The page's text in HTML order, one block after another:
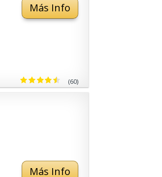
Más Info
(60)
Más Info